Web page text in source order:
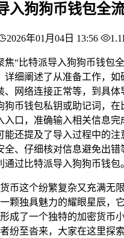
入狗狗币钱包全
2026年01月04日 13:56
焦“比特派导入狗狗币钱包
详细阐述了从准备工作，如
、网络连接正常等，到具体
狗币钱包私钥或助记词，在
入口，准确输入相关信息完
能还提及了导入过程中的
全、仔细核对信息避免出错
通过比特派导入狗狗币钱包
币这个纷繁复杂又充满无
颗独具魅力的耀眼星辰，
成了一个独特的加密货币
纷至沓来，大家在这里探